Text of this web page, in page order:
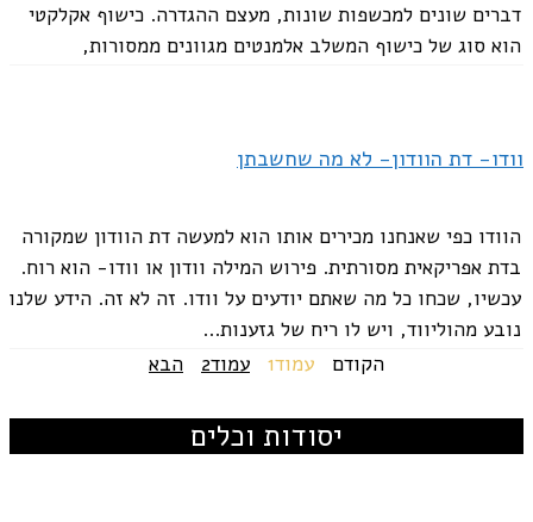
דברים שונים למכשפות שונות, מעצם ההגדרה. כישוף אקלקטי
הוא סוג של כישוף המשלב אלמנטים מגוונים ממסורות,
וודו- דת הוודון- לא מה שחשבתן
הוודו כפי שאנחנו מכירים אותו הוא למעשה דת הוודון שמקורה
בדת אפריקאית מסורתית. פירוש המילה וודון או וודו- הוא רוח.
עכשיו, שכחו כל מה שאתם יודעים על וודו. זה לא זה. הידע שלנו
נובע מהוליווד, ויש לו ריח של גזענות...
הקודם
עמוד1 עמוד2 הבא
יסודות וכלים